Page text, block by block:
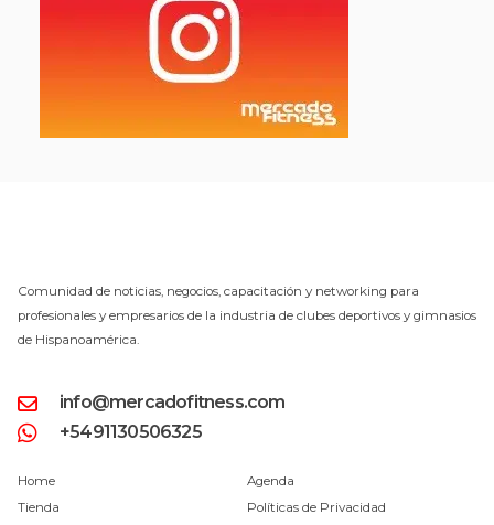
Comunidad de noticias, negocios, capacitación y networking para
profesionales y empresarios de la industria de clubes deportivos y gimnasios
de Hispanoamérica.
info@mercadofitness.com
+5491130506325
Home
Tienda
Agenda
Políticas de Privacidad